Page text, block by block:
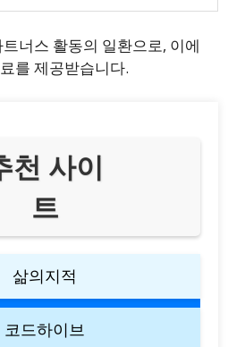
너스 활동의 일환으로, 이에
를 제공받습니다.
천 사이
트
삶의지적
코드하이브